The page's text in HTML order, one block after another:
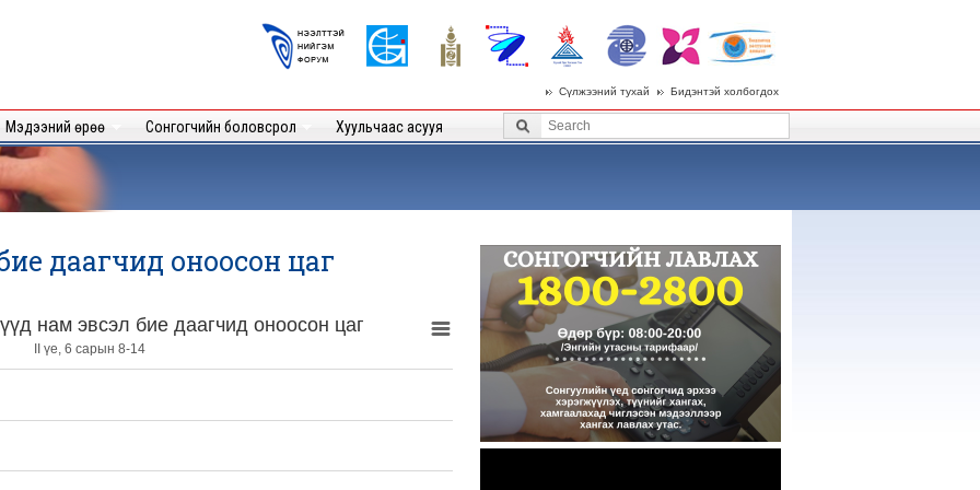
Logos
Бидэнтэй холбогдох
Сүлжээний тухай
Мэдээний өрөө Сонгогчийн боловсрол Хуульчаас асууя
Search form
даагчид оноосон цаг
нам эвсэл бие даагчид оноосон цаг
II үе, 6 сарын 8-14
.